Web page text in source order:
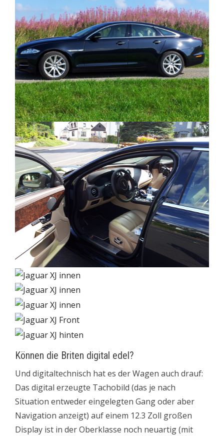
Können die Briten digital edel?
Und digitaltechnisch hat es der Wagen auch drauf:
Das digital erzeugte Tachobild (das je nach
Situation entweder eingelegten Gang oder aber
Navigation anzeigt) auf einem 12.3 Zoll großen
Display ist in der Oberklasse noch neuartig (mit